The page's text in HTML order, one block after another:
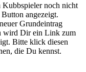
noch nicht
angezeigt.
Grundeintrag
wird Dir ein Link zum
Bitte klick diesen
die Du kennst.